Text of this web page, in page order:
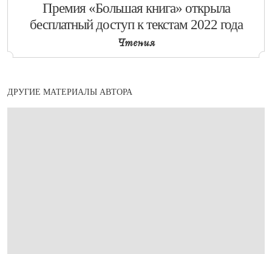
​Премия «Большая книга» открыла
бесплатный доступ к текстам 2022 года
Чтения
ДРУГИЕ МАТЕРИАЛЫ АВТОРА